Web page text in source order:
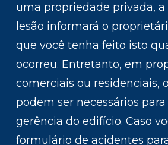
uma propriedade privada,
lesão informará o
que você tenha feito isto
ocorreu. Entretanto, em
comerciais ou residenciais,
podem ser necessários
gerência do edifício. Caso
formulário de acidentes